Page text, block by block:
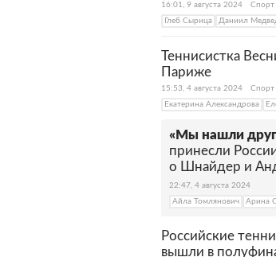
16:01, 9 августа 2024
Спорт
Глеб Сырица
Даниил
Теннисистка
Париже
15:53, 4 августа 2024
Спорт
Екатерина Александрова
«Мы нашли друг
принесли
о Шнайдер и
22:47, 4 августа 2024
Айла Томлянович
Арина
Российские
вышли в